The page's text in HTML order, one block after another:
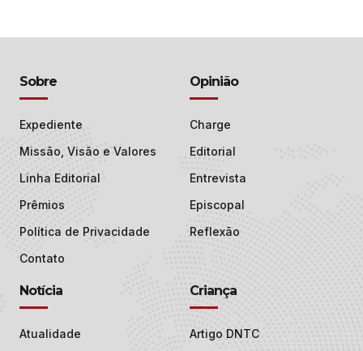
Sobre
Expediente
Missão, Visão e Valores
Linha Editorial
Prêmios
Política de Privacidade
Contato
Opinião
Charge
Editorial
Entrevista
Episcopal
Reflexão
Notícia
Atualidade
Criança
Artigo DNTC